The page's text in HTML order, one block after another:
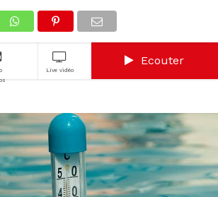
Live vidéo
Ecouter